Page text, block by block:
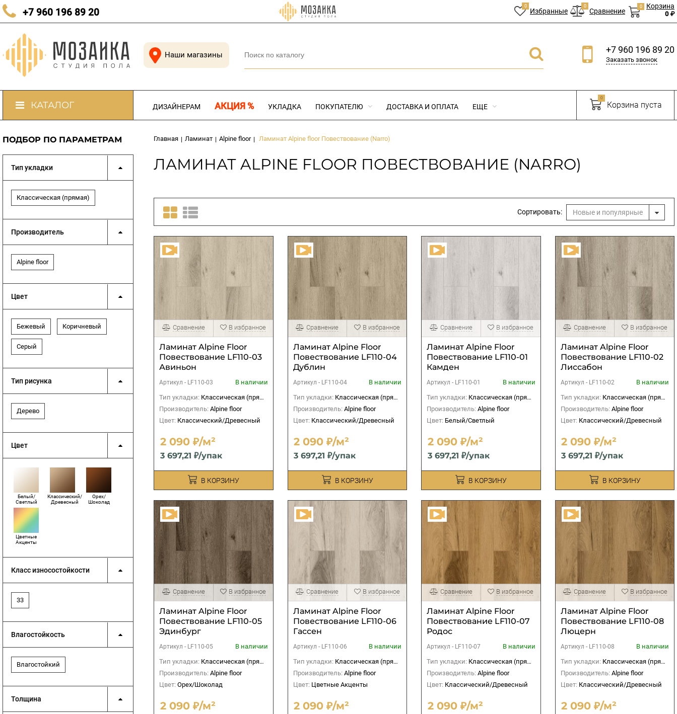
0
Избранные
0
Сравнение
0 Корзина
0 ₽
+7 960 196 89 20
КАЧЕСТВЕННЫЙ ПОЛ В КАЖДЫЙ ДОМ
Наши магазины +7 960 196 89 20
Заказать звонок
КАТАЛОГ Корзина пуста
0
ДИЗАЙНЕРАМ АКЦИЯ % УКЛАДКА ПОКУПАТЕЛЮ ДОСТАВКА И ОПЛАТА ЕЩЕ
Главная | Ламинат | Alpine floor | Ламинат Alpine floor Повествование (Narro)
ЛАМИНАТ ALPINE FLOOR ПОВЕСТВОВАНИЕ (NARRO)
Сортировать: Новые и популярные
Ламинат Alpine Floor
Повествование LF110-03
Авиньон
Артикул - LF110-03
В наличии
Тип укладки: Классическая (прямая)
Производитель: Alpine floor
Цвет: Классический/Древесный
2 090 ₽/м²
3 697,21 ₽/упак
В КОРЗИНУ
Сравнение В избранное
Ламинат Alpine Floor
Повествование LF110-04
Дублин
Артикул - LF110-04
В наличии
Тип укладки: Классическая (прямая)
Производитель: Alpine floor
Цвет: Классический/Древесный
2 090 ₽/м²
3 697,21 ₽/упак
В КОРЗИНУ
Сравнение В избранное
Ламинат Alpine Floor
Повествование LF110-01
Камден
Артикул - LF110-01
В наличии
Тип укладки: Классическая (прямая)
Производитель: Alpine floor
Цвет: Белый/Светлый
2 090 ₽/м²
3 697,21 ₽/упак
В КОРЗИНУ
Сравнение В избранное
Ламинат Alpine Floor
Повествование LF110-02
Лиссабон
Артикул - LF110-02
В наличии
Тип укладки: Классическая (прямая)
Производитель: Alpine floor
Цвет: Классический/Древесный
2 090 ₽/м²
3 697,21 ₽/упак
В КОРЗИНУ
Сравнение В избранное
Ламинат Alpine Floor
Повествование LF110-05
Эдинбург
Артикул - LF110-05
В наличии
Тип укладки: Классическая (прямая)
Производитель: Alpine floor
Цвет: Орех/Шоколад
2 090 ₽/м²
Сравнение В избранное
Ламинат Alpine Floor
Повествование LF110-06
Гассен
Артикул - LF110-06
В наличии
Тип укладки: Классическая (прямая)
Производитель: Alpine floor
Цвет: Цветные Акценты
2 090 ₽/м²
Сравнение В избранное
Ламинат Alpine Floor
Повествование LF110-07
Родос
Артикул - LF110-07
В наличии
Тип укладки: Классическая (прямая)
Производитель: Alpine floor
Цвет: Классический/Древесный
2 090 ₽/м²
Сравнение В избранное
Ламинат Alpine Floor
Повествование LF110-08
Люцерн
Артикул - LF110-08
В наличии
Тип укладки: Классическая (прямая)
Производитель: Alpine floor
Цвет: Классический/Древесный
2 090 ₽/м²
Сравнение В избранное
ПОДБОР ПО ПАРАМЕТРАМ
Тип укладки
Классическая (прямая)
Производитель
Alpine floor
Цвет
Бежевый Коричневый
Серый
Тип рисунка
Дерево
Цвет
Белый/
Светлый
Классический/
Древесный
Орех/
Шоколад
Цветные
Акценты
Класс износостойкости
33
Влагостойкость
Влагостойкий
Толщина